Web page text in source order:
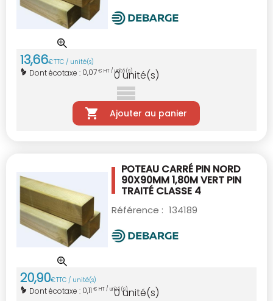
13,66€TTC / unité(s)
Dont écotaxe : 0,07€ HT / unité(s)
0unité(s)
Ajouter au panier
POTEAU CARRÉ PIN NORD
90X90MM 1,80M VERT PIN
TRAITÉ CLASSE 4
Référence : 134189
20,90€TTC / unité(s)
Dont écotaxe : 0,11 € HT / unité(s)
0unité(s)